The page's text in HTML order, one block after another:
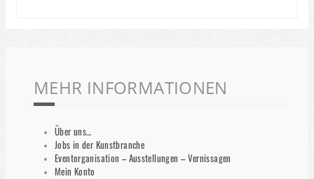
MEHR INFORMATIONEN
Über uns…
Jobs in der Kunstbranche
Eventorganisation – Ausstellungen – Vernissagen
Mein Konto